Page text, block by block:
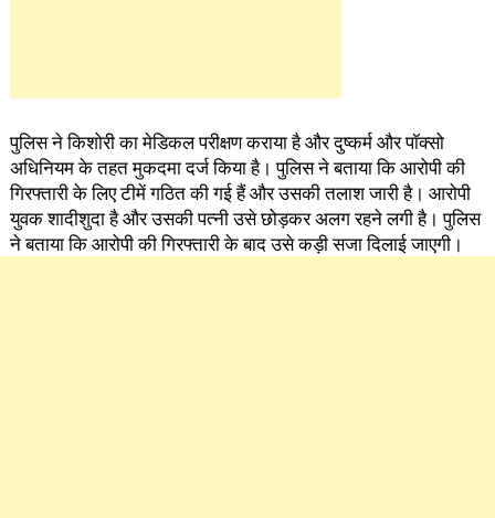
पुलिस ने किशोरी का मेडिकल परीक्षण कराया है और दुष्कर्म और पॉक्सो
अधिनियम के तहत मुकदमा दर्ज किया है। पुलिस ने बताया कि आरोपी की
गिरफ्तारी के लिए टीमें गठित की गई हैं और उसकी तलाश जारी है। आरोपी
युवक शादीशुदा है और उसकी पत्नी उसे छोड़कर अलग रहने लगी है। पुलिस
ने बताया कि आरोपी की गिरफ्तारी के बाद उसे कड़ी सजा दिलाई जाएगी।